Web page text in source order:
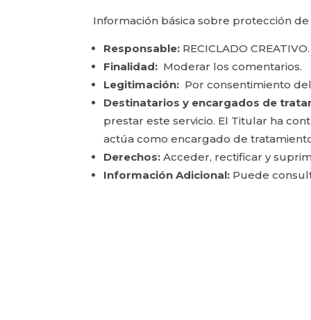
Información básica sobre protección de
Responsable: RECICLADO CREATIVO.
Finalidad: Moderar los comentarios.
Legitimación: Por consentimiento
Destinatarios y encargados de
prestar este servicio. El Titular ha
actúa como encargado de
Derechos: Acceder, rectificar y
Información Adicional: Puede